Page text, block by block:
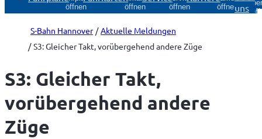
öffnen
öffnen
öffnen
öffnenuns
S-Bahn Hannover
Aktuelle Meldungen
S3: Gleicher Takt, vorübergehend andere Züge
S3: Gleicher Takt,
vorübergehend andere
Züge